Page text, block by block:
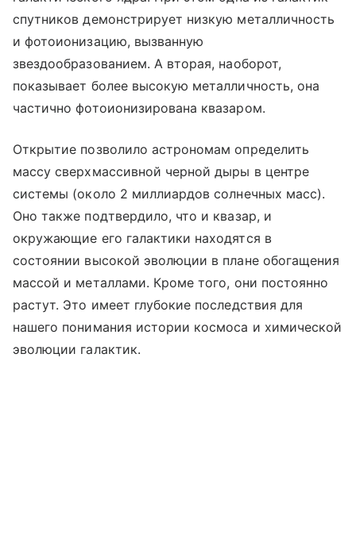
спутников демонстрирует низкую металличность
и фотоионизацию, вызванную
звездообразованием. А вторая, наоборот,
показывает более высокую металличность, она
частично фотоионизирована квазаром.
Открытие позволило астрономам определить
массу сверхмассивной черной дыры в центре
системы (около 2 миллиардов солнечных масс).
Оно также подтвердило, что и квазар, и
окружающие его галактики находятся в
состоянии высокой эволюции в плане обогащения
массой и металлами. Кроме того, они постоянно
растут. Это имеет глубокие последствия для
нашего понимания истории космоса и химической
эволюции галактик.